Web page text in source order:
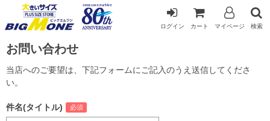
ログイン カート マイページ 検索
お問い合わせ
当店へのご要望は、下記フォームにご記入のうえ送信してくださ
い。
件名(タイトル)